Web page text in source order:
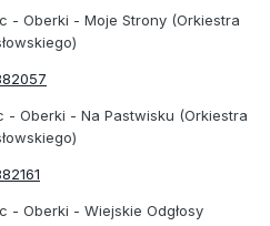
- Oberki - Moje Strony (Orkiestra
- Oberki - Na Pastwisku (Orkiestra
- Oberki - Wiejskie Odgłosy